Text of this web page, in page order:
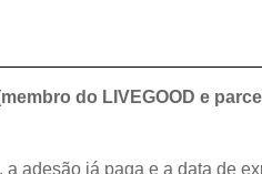
do LIVEGOOD e
a adesão já paga e a data de